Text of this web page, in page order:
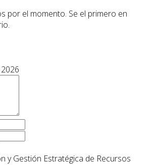
por el momento. Se el primero en
y Gestión Estratégica de Recursos